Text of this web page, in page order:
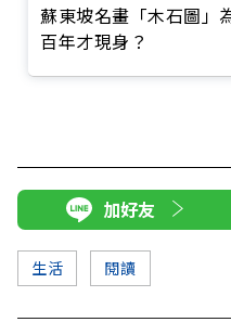
蘇東坡名畫「木石圖」
百年才現身？
加好友
生活 閱讀